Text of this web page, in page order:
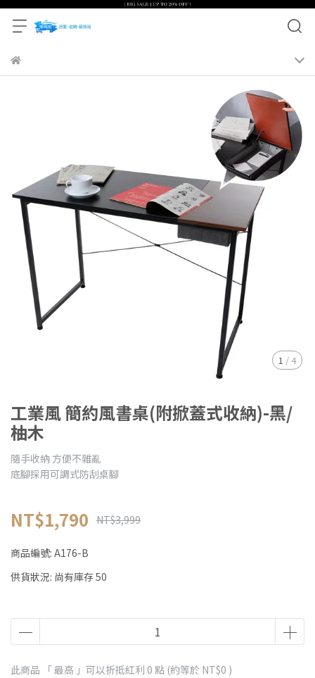
1 / 4
工業風 簡約風書桌(附掀蓋式收納)-黑/
柚木
隨手收納 方便不雜亂
底腳採用可調式防刮桌腳
NT$1,790 NT$3,999
商品編號: A176-B
供貨狀況: 尚有庫存 50
此商品 「 最高 」可以折抵紅利 0 點 (約等於 NT$0 )